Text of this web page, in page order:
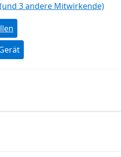
(und 3 andere Mitwirkende)